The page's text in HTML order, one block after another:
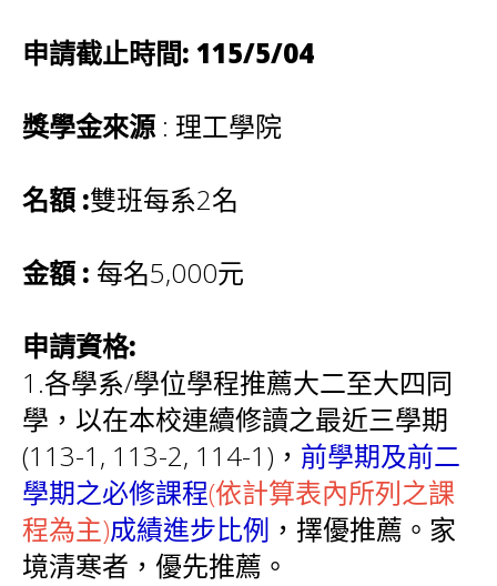
申請截止時間: 115/5/04
獎學金來源 : 理工學院
名額 :雙班每系2名
金額 : 每名5,000元
申請資格:
1.各學系/學位學程推薦大二至大四同
學，以在本校連續修讀之最近三學期
(113-1, 113-2, 114-1)， 前學期及前二
學期之必修課程(依計算表內所列之課
程為主)成績進步比例 ，擇優推薦。家
境清寒者，優先推薦。